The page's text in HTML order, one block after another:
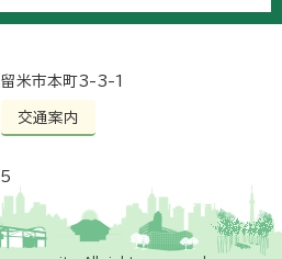
米市本町3-3-1
交通案内